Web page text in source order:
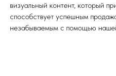
визуальный контент, который
способствует успешным
незабываемым с помощью